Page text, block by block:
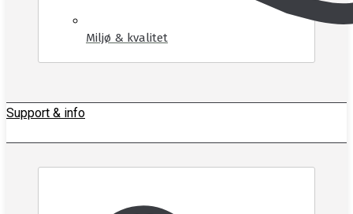
Miljø & kvalitet
Support & info